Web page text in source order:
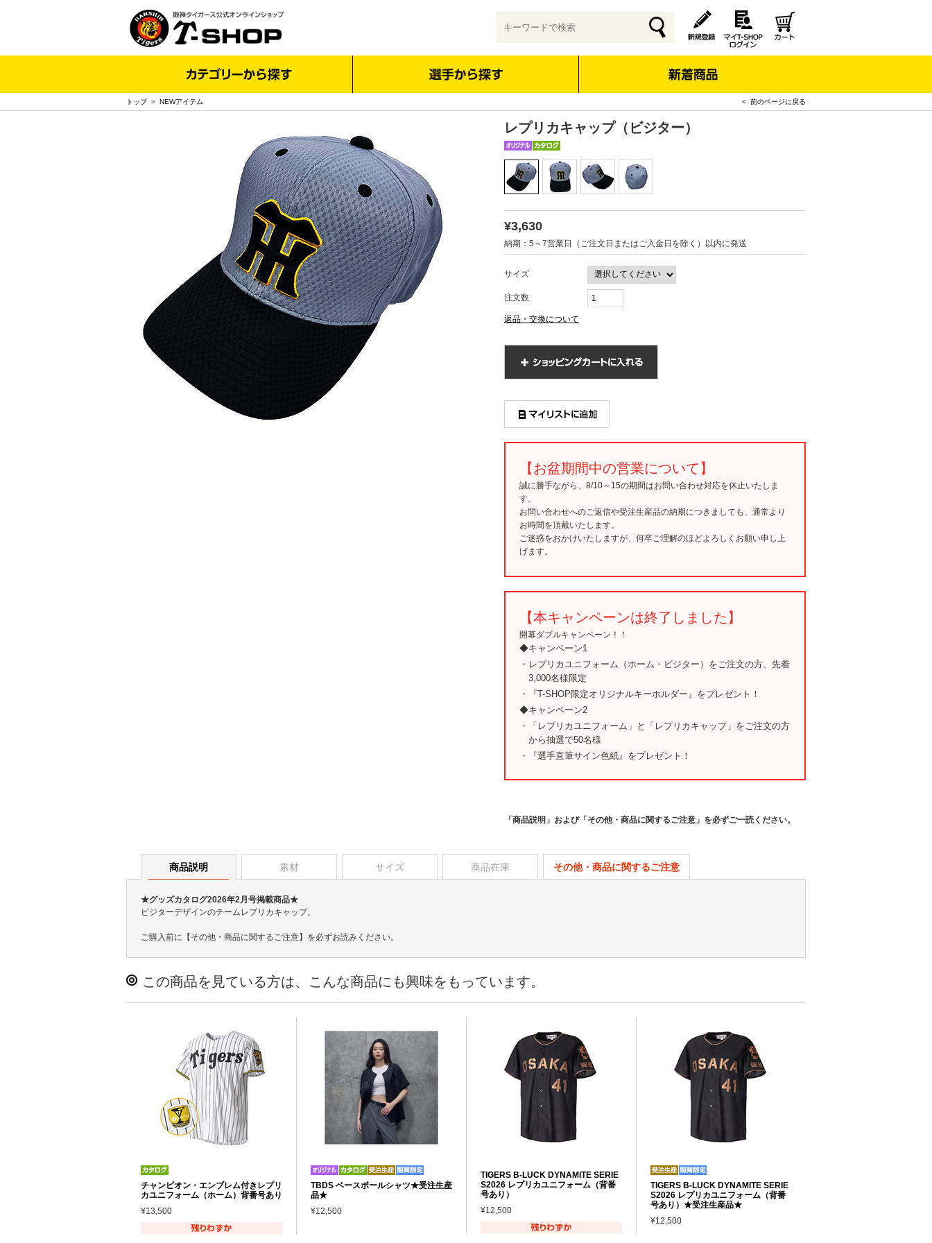
トップ> NEWアイテム < 前のページに戻る
レプリカキャップ（ビジター）
¥3,630
納期：5～7営業日（ご注文日またはご入金日を除く）以内に発送
サイズ
注文数
返品・交換について
【お盆期間中の営業について】
誠に勝手ながら、8/10～15の期間はお問い合わせ対応を休止いたしま
す。
お問い合わせへのご返信や受注生産品の納期につきましても、通常より
お時間を頂戴いたします。
ご迷惑をおかけいたしますが、何卒ご理解のほどよろしくお願い申し上
げます。
【本キャンペーンは終了しました】
開幕ダブルキャンペーン！！
◆キャンペーン1
・レプリカユニフォーム（ホーム・ビジター）をご注文の方、先着
3,000名様限定
・『T-SHOP限定オリジナルキーホルダー』をプレゼント！
◆キャンペーン2
・「レプリカユニフォーム」と「レプリカキャップ」をご注文の方
から抽選で50名様
・『選手直筆サイン色紙』をプレゼント！
「商品説明」および「その他・商品に関するご注意」を必ずご一読ください。
商品説明 素材 サイズ 商品在庫 その他・商品に関するご注意
★グッズカタログ2026年2月号掲載商品★
ビジターデザインのチームレプリカキャップ。
ご購入前に【その他・商品に関するご注意】を必ずお読みください。
この商品を見ている方は、こんな商品にも興味をもっています。
チャンピオン・エンブレム付きレプリ
カユニフォーム（ホーム）背番号あり
¥13,500
TBDS ベースボールシャツ★受注生産
品★
¥12,500
TIGERS B-LUCK DYNAMITE SERIE
S2026 レプリカユニフォーム（背番
号あり）
¥12,500
TIGERS B-LUCK DYNAMITE SERIE
S2026 レプリカユニフォーム（背番
号あり）★受注生産品★
¥12,500